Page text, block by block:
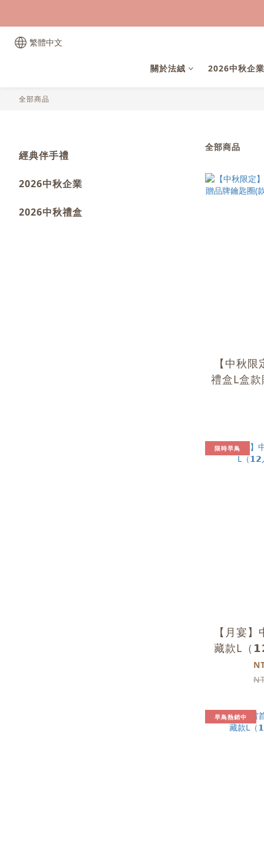
繁體中文
關於法絨 2026中秋企
全部商品
經典伴手禮
2026中秋企業
2026中秋禮盒
全部商品
【中秋
禮盒L盒
限時早鳥
【月宴
藏款L（
早鳥熱銷中